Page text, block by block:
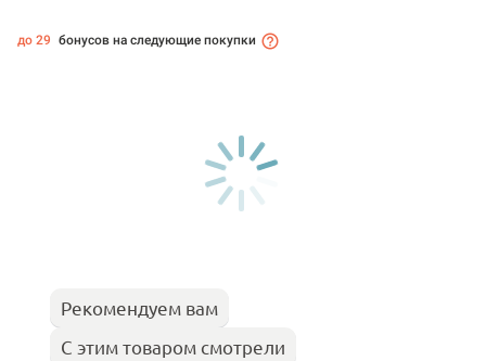
до 29 бонусов на следующие покупки
Рекомендуем вам
С этим товаром смотрели